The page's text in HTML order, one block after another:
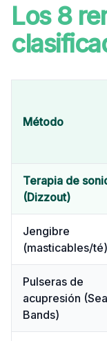
Los 8
Método
Terapia de
(Dizzout)
Jengibre
(masticables/té)
Pulseras de
acupresión
Bands)